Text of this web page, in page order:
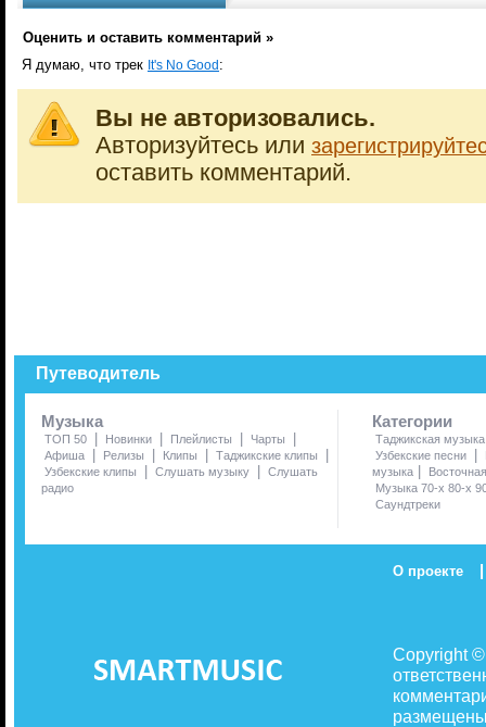
Оценить и оставить комментарий »
Я думаю, что трек It's No Good :
Вы не авторизовались.
Авторизуйтесь или
оставить комментарий.
Путеводитель
Музыка
ТОП 50 | Новинки | Плейлисты | Чарты |
Афиша | Релизы | Клипы | Таджикские клипы |
Узбекские клипы | Слушать музыку | Слушать
радио
Категории
Таджикская музыка
Узбекские песни
|
музыка |
Музыка 70-х 80-х
Саундтреки
О проекте |
Copyright
размещены